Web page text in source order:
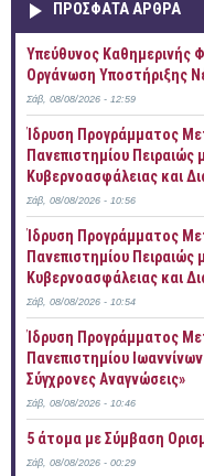
ΠΡOΣΦΑΤΑ AΡΘΡΑ
Yπεύθυνος Καθημερινής
Οργάνωση Υποστήριξης
Σάβ, 08/08/2026 - 12:59
Ίδρυση Προγράμματος
Πανεπιστημίου Πειραιώς
Κυβερνοασφάλειας και
Σάβ, 08/08/2026 - 10:56
Ίδρυση Προγράμματος
Πανεπιστημίου Πειραιώς
Κυβερνοασφάλειας και
Σάβ, 08/08/2026 - 10:54
Ίδρυση Προγράμματος
Πανεπιστημίου
Σύγχρονες Αναγνώσεις»
Σάβ, 08/08/2026 - 10:46
5 άτομα με Σύμβαση
Σάβ, 08/08/2026 - 00:29